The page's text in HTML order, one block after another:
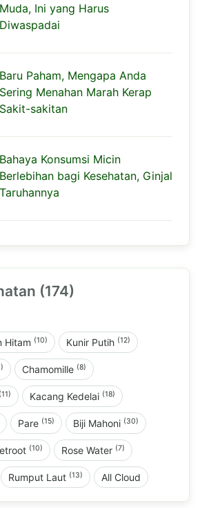
Muda, Ini yang Harus
Diwaspadai
Baru Paham, Mengapa Anda
Sering Menahan Marah Kerap
Sakit-sakitan
Bahaya Konsumsi Micin
Berlebihan bagi Kesehatan, Ginjal
Taruhannya
(174)
Hitam (10) Kunir Putih (12)
Chamomille (8)
(11) Kacang Kedelai (18)
Pare (15) Biji Mahoni (30)
(10) Rose Water (7)
Rumput Laut (13) All Cloud